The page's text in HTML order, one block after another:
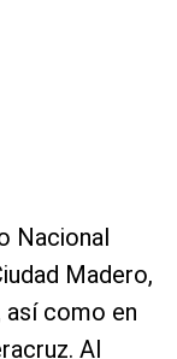
Nacional
Madero,
así como en
Al